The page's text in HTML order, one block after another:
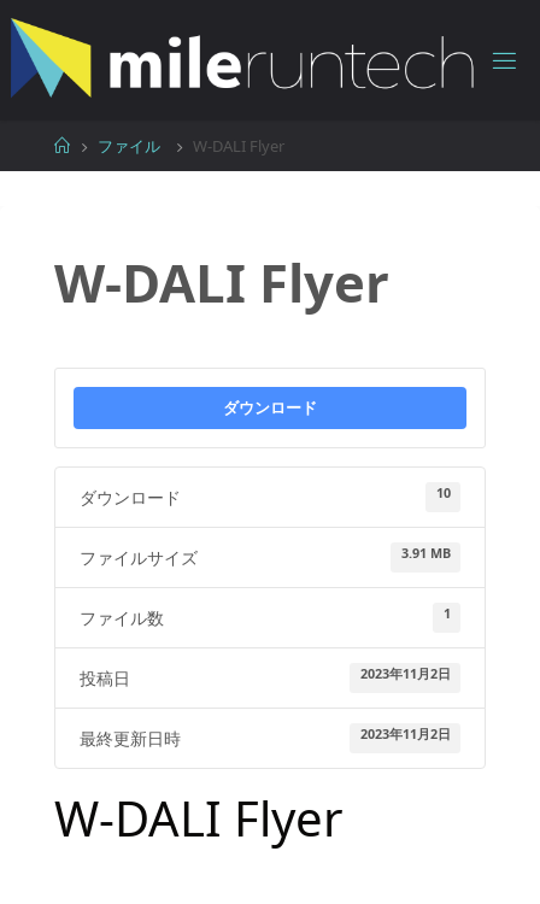
コ
ン
ホ
ー
ファイル W-DALI Flyer
W-DALI Flyer
ダウンロード
ダウンロード 10
ファイルサイズ 3.91 MB
ファイル数 1
投稿日 2023年11月2日
最終更新日時 2023年11月2日
W-DALI Flyer